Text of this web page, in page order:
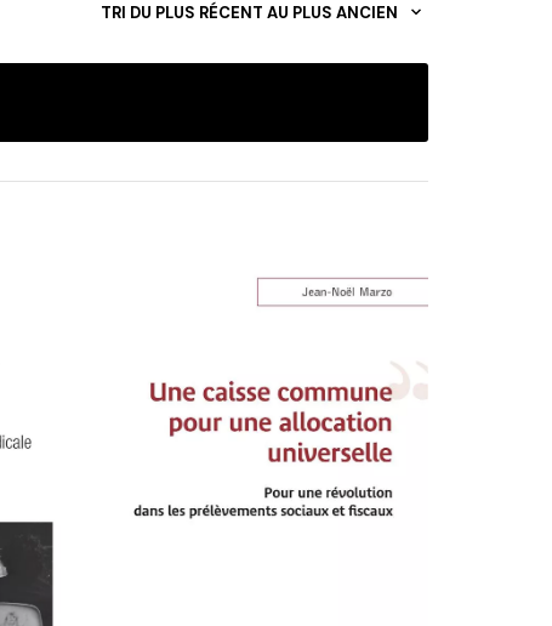
TRI DU PLUS RÉCENT AU PLUS ANCIEN